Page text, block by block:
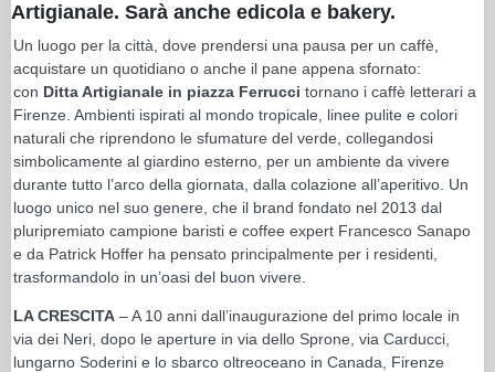
Artigianale. Sarà anche edicola e bakery.
Un luogo per la città, dove prendersi una pausa per un caffè,
acquistare un quotidiano o anche il pane appena sfornato:
con Ditta Artigianale in piazza Ferrucci tornano i caffè letterari a
Firenze. Ambienti ispirati al mondo tropicale, linee pulite e colori
naturali che riprendono le sfumature del verde, collegandosi
simbolicamente al giardino esterno, per un ambiente da vivere
durante tutto l’arco della giornata, dalla colazione all’aperitivo. Un
luogo unico nel suo genere, che il brand fondato nel 2013 dal
pluripremiato campione baristi e coffee expert Francesco Sanapo
e da Patrick Hoffer ha pensato principalmente per i residenti,
trasformandolo in un’oasi del buon vivere.
LA CRESCITA – A 10 anni dall’inaugurazione del primo locale in
via dei Neri, dopo le aperture in via dello Sprone, via Carducci,
lungarno Soderini e lo sbarco oltreoceano in Canada, Firenze